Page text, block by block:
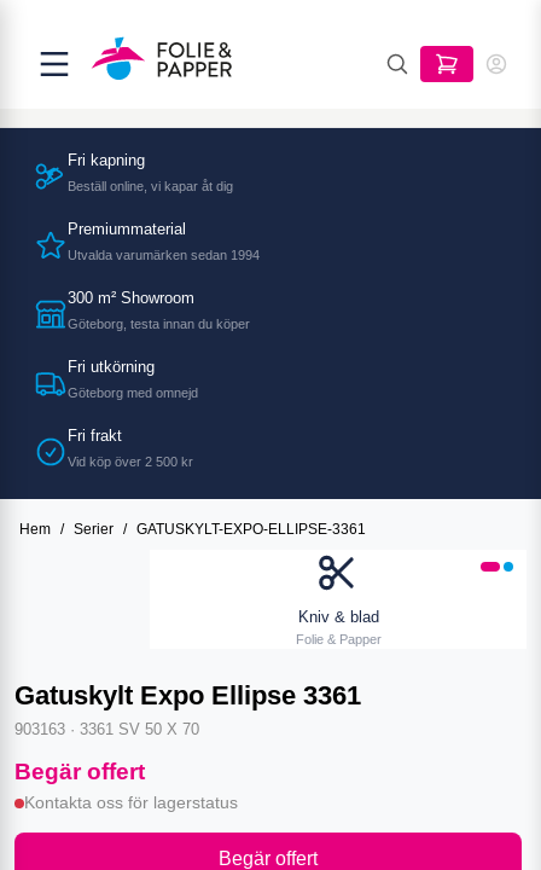
Fri kapning
Beställ online, vi kapar åt dig
Premiummaterial
Utvalda varumärken sedan 1994
300 m² Showroom
Göteborg, testa innan du köper
Fri utkörning
Göteborg med omnejd
Fri frakt
Vid köp över 2 500 kr
Hem / Serier / GATUSKYLT-EXPO-ELLIPSE-3361
Kniv & blad
Folie & Papper
Gatuskylt Expo Ellipse 3361
903163 · 3361 SV 50 X 70
Begär offert
Kontakta oss för lagerstatus
Begär offert